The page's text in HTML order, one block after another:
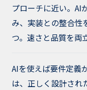
プローチに近い。AI
み、実装との整合性
つ。速さと品質を両
AIを使えば要件定義
は、正しく設計され